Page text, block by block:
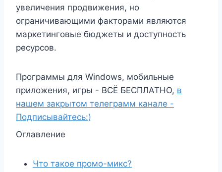
увеличения продвижения, но
ограничивающими факторами являются
маркетинговые бюджеты и доступность
ресурсов.
Программы для Windows, мобильные
приложения, игры - ВСЁ БЕСПЛАТНО, в
нашем закрытом телеграмм канале -
Подписывайтесь:)
Оглавление
Что такое промо-микс?